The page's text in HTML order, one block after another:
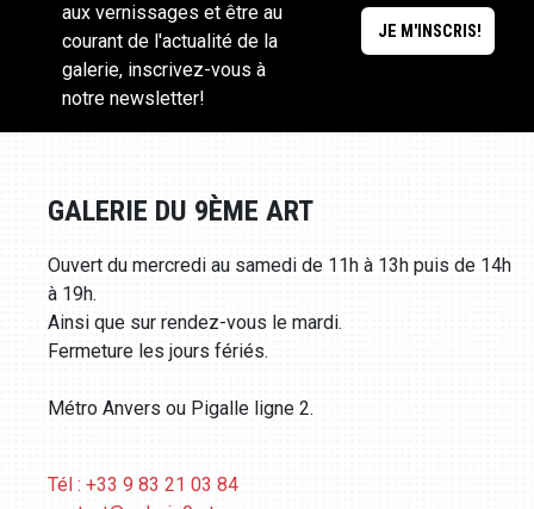
aux vernissages et être au
courant de l'actualité de la
galerie, inscrivez-vous à
notre newsletter!
GALERIE DU 9ÈME ART
Ouvert du mercredi au samedi de 11h à 13h puis de 14h
à 19h.
Ainsi que sur rendez-vous le mardi.
Fermeture les jours fériés.
Métro Anvers ou Pigalle ligne 2.
Tél : +33 9 83 21 03 84